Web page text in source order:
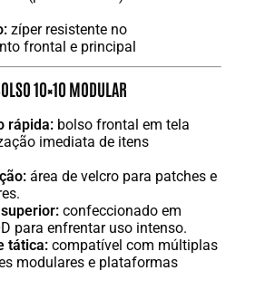
zíper resistente no
frontal e principal
10×10 MODULAR
rápida: bolso frontal em tela
imediata de itens
área de velcro para patches e
confeccionado em
para enfrentar uso intenso.
tática: compatível com múltiplas
modulares e plataformas